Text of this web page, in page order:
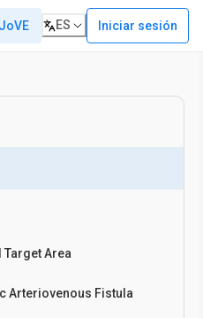
ES Iniciar sesión
Area
Arteriovenous Fistula